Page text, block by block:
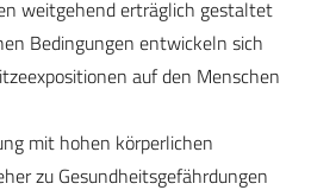
weitgehend erträglich gestaltet
Bedingungen entwickeln sich
auf den Menschen
mit hohen körperlichen
zu Gesundheitsgefährdungen